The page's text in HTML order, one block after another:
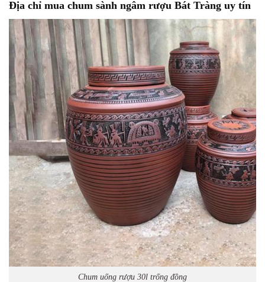
Địa chỉ mua chum sành ngâm rượu Bát Tràng uy tín
Chum uống rượu 30l trống đồng